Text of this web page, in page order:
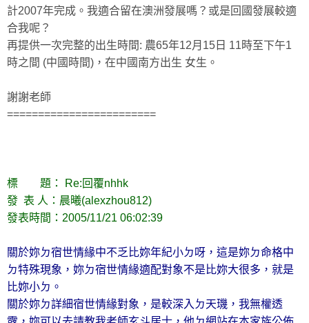
計2007年完成。我適合留在澳洲發展嗎？或是回國發展較適
合我呢？
再提供一次完整的出生時間: 農65年12月15日 11時至下午1
時之間 (中國時間)，在中國南方出生 女生。
謝謝老師
========================
標 題： Re:回覆nhhk
發 表 人：晨曦(alexzhou812)
發表時間：2005/11/21 06:02:39
關於妳ㄉ宿世情緣中不乏比妳年紀小ㄉ呀，這是妳ㄉ命格中
ㄉ特殊現象，妳ㄉ宿世情緣適配對象不是比妳大很多，就是
比妳小ㄉ。
關於妳ㄉ詳細宿世情緣對象，是較深入ㄉ天璣，我無權透